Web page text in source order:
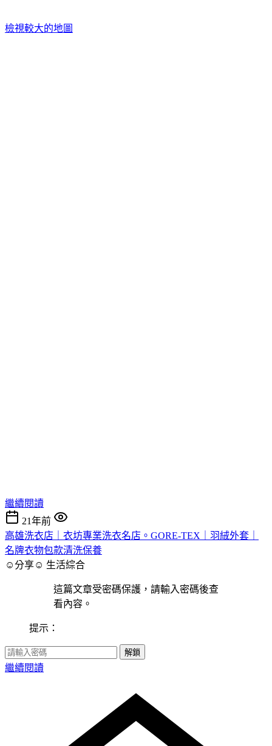
檢視較大的地圖
繼續閱讀
21年前
高雄洗衣店｜衣坊專業洗衣名店。GORE-TEX｜羽絨外套｜
名牌衣物包款清洗保養
☺分享☺ 生活綜合
這篇文章受密碼保護，請輸入密碼後查
看內容。
提示：
解鎖
繼續閱讀